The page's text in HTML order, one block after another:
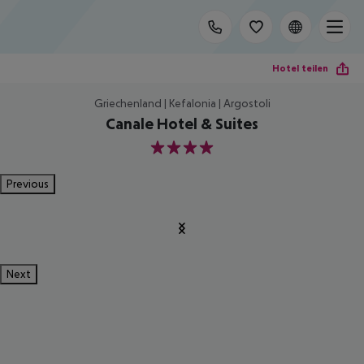
Hotel teilen
Griechenland | Kefalonia | Argostoli
Canale Hotel & Suites
4
Previous
Next